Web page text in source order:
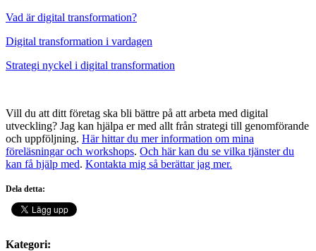
Vad är digital transformation?
Digital transformation i vardagen
Strategi nyckel i digital transformation
Vill du att ditt företag ska bli bättre på att arbeta med digital
utveckling? Jag kan hjälpa er med allt från strategi till genomförande
och uppföljning. Här hittar du mer information om mina
föreläsningar och workshops. Och här kan du se vilka tjänster du
kan få hjälp med. Kontakta mig så berättar jag mer.
Dela detta:
Kategori: